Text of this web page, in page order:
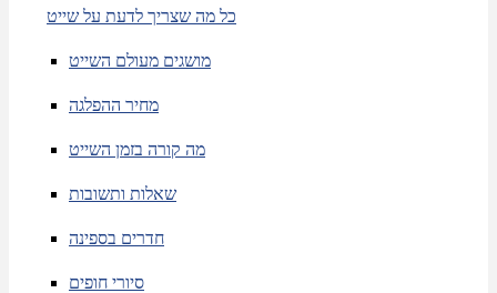
כל מה שצריך לדעת על שייט
מושגים מעולם השייט
מחיר ההפלגה
מה קורה בזמן השייט
שאלות ותשובות
חדרים בספינה
סיורי חופים